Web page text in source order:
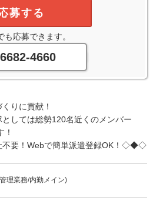
募する
も応募できます。
4660
りに貢献！
としては総勢120名近くのメンバー
！
要！Webで簡単派遣登録OK！◇◆◇
理業務/内勤メイン)